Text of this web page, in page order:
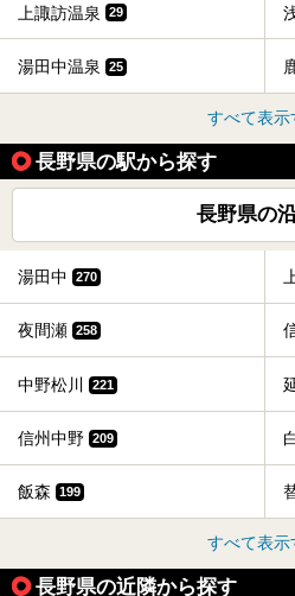
上諏訪温泉 29
湯田中温泉 25
すべて表示
長野県の駅から探す
長野県の
湯田中 270
夜間瀬 258
中野松川 221
信州中野 209
飯森 199
すべて表示
長野県の近隣から探す